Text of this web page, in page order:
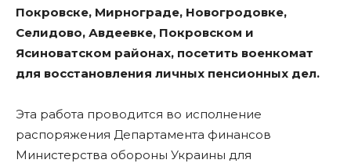
Покровске, Мирнограде, Новогродовке,
Селидово, Авдеевке, Покровском и
Ясиноватском районах, посетить военкомат
для восстановления личных пенсионных дел.
Эта работа проводится во исполнение
распоряжения Департамента финансов
Министерства обороны Украины для